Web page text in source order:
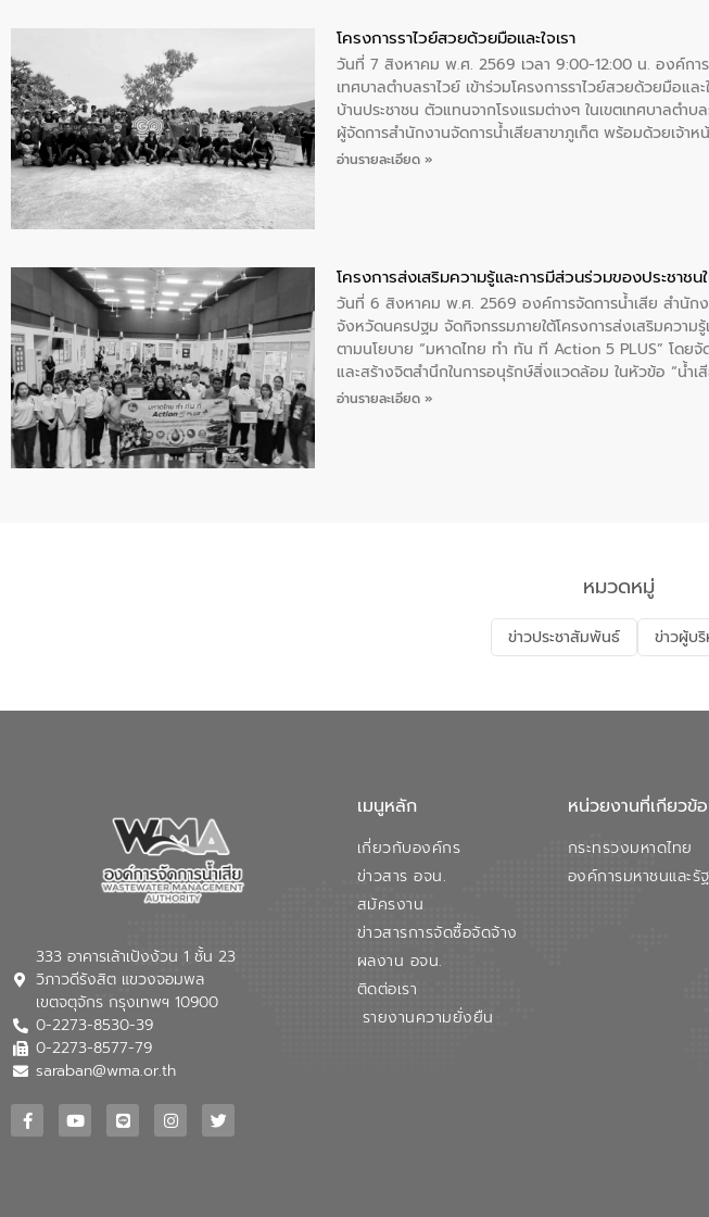
โครงการราไวย์สวยด้วยมือและใจเรา
วันที่ 7 สิงหาคม พ.ศ. 2569 เวลา 9:00-12:00 น. องค์กา
เทศบาลตำบลราไวย์ เข้าร่วมโครงการราไวย์สวยด้วยมือแ
บ้านประชาชน ตัวแทนจากโรงแรมต่างๆ ในเขตเทศบาลต
ผู้จัดการสำนักงานจัดการน้ำเสียสาขาภูเก็ต พร้อมด้วยเจ้
บริเวณแหลมพรหมเทพ หมู่ที่ 6 ตำบลราไวย์ อำเภอเมือง จั
อ่านรายละเอียด »
โครงการส่งเสริมความรู้และการมีส่วนร่วมของประชาช
วันที่ 6 สิงหาคม พ.ศ. 2569 องค์การจัดการน้ำเสีย สำนัก
จังหวัดนครปฐม จัดกิจกรรมภายใต้โครงการส่งเสริมควา
ตามนโยบาย “มหาดไทย ทำ ทัน ที Action 5 PLUS” โดยจั
และสร้างจิตสำนึกในการอนุรักษ์สิ่งแวดล้อม ในหัวข้อ “น้ำเ
ของน้ำเสีย แนวทางการลดการเกิดน้ำเสียจากแหล่งกำเนิ
อ่านรายละเอียด »
หมวดหมู่
ข่าวประชาสัมพันธ์ ข่าวผู้บริ
333 อาคารเล้าเป้งง้วน 1 ชั้น 23
วิภาวดีรังสิต แขวงจอมพล
เขตจตุจักร กรุงเทพฯ 10900
0-2273-8530-39
0-2273-8577-79
saraban@wma.or.th
เมนูหลัก
เกี่ยวกับองค์กร
ข่าวสาร อจน.
สมัครงาน
ข่าวสารการจัดซื้อจัดจ้าง
ผลงาน อจน.
ติดต่อเรา
รายงานความยั่งยืน
หน่วยงานที่เกียวข้
กระทรวงมหาดไทย
องค์การมหาชนและรั